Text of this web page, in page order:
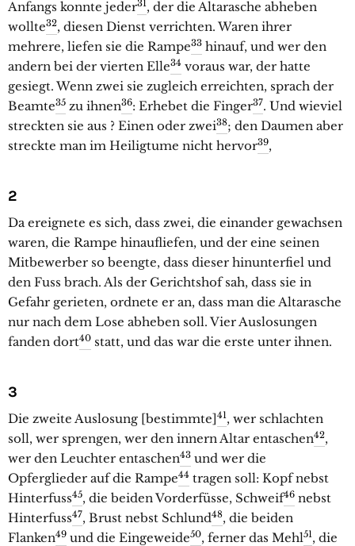
Anfangs konnte jeder31 , der die Altarasche abheben
wollte32, diesen Dienst verrichten. Waren ihrer
mehrere, liefen sie die Rampe33 hinauf, und wer den
andern bei der vierten Elle34 voraus war, der hatte
gesiegt. Wenn zwei sie zugleich erreichten, sprach der
Beamte35 zu ihnen36: Erhebet die Finger37. Und wieviel
streckten sie aus ? Einen oder zwei38; den Daumen aber
streckte man im Heiligtume nicht hervor39,
2
Da ereignete es sich, dass zwei, die einander gewachsen
waren, die Rampe hinaufliefen, und der eine seinen
Mitbewerber so beengte, dass dieser hinunterfiel und
den Fuss brach. Als der Gerichtshof sah, dass sie in
Gefahr gerieten, ordnete er an, dass man die Altarasche
nur nach dem Lose abheben soll. Vier Auslosungen
fanden dort40 statt, und das war die erste unter ihnen.
3
Die zweite Auslosung [bestimmte]41, wer schlachten
soll, wer sprengen, wer den innern Altar entaschen42,
wer den Leuchter entaschen43 und wer die
Opferglieder auf die Rampe44 tragen soll: Kopf nebst
Hinterfuss45, die beiden Vorderfüsse, Schweif46 nebst
Hinterfuss47, Brust nebst Schlund48, die beiden
Flanken49 und die Eingeweide50, ferner das Mehl51, die